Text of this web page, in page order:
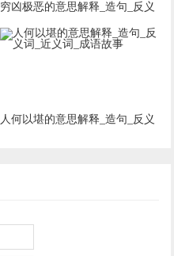
穷凶极恶的意思解释_造句_反义
词_近义词_成语故事
人何以堪的意思解释_造句_反义